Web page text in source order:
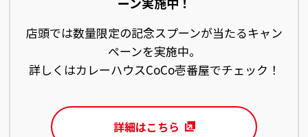
店頭では数量限定の記念スプーンが当たるキャン
ペーンを実施中。
詳しくはカレーハウスCoCo壱番屋でチェック！
詳細はこちら